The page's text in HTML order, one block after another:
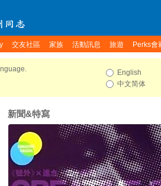
交友社區 家族 活動訊息 旅遊 Perks會
English
中文简体
新聞&特寫